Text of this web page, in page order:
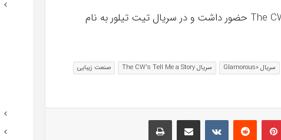
کاترال همچنین اخیراً در سریال The CW’s Tell Me a Story حضور داشت و در سریال تیت تیلور به نام
سریال «Glamorous سریال The CW's Tell Me a Story
صنعت زیبایی
پینتریستReddit
VKontakteاشتراک گذاری با ایمیل چاپ